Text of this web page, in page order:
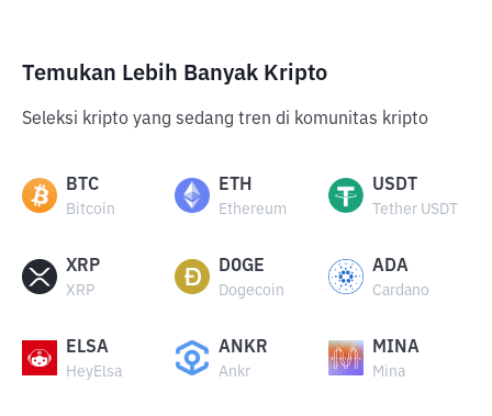
Temukan Lebih Banyak Kripto
Seleksi kripto yang sedang tren di komunitas kripto
BTC
Bitcoin
ETH
Ethereum
USDT
Tether USDT
XRP
XRP
DOGE
Dogecoin
ADA
Cardano
ELSA
HeyElsa
ANKR
Ankr
MINA
Mina